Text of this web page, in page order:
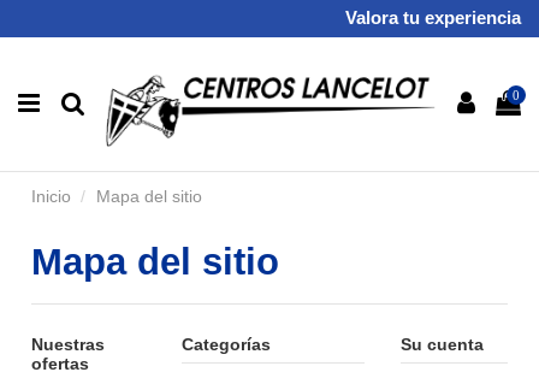
Valora tu experiencia
0
Inicio Mapa del sitio
Mapa del sitio
Nuestras
ofertas
Categorías Su cuenta